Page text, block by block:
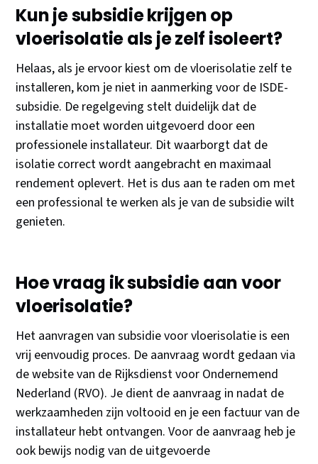
Kun je subsidie krijgen op
vloerisolatie als je zelf isoleert?
Helaas, als je ervoor kiest om de vloerisolatie zelf te
installeren, kom je niet in aanmerking voor de ISDE-
subsidie. De regelgeving stelt duidelijk dat de
installatie moet worden uitgevoerd door een
professionele installateur. Dit waarborgt dat de
isolatie correct wordt aangebracht en maximaal
rendement oplevert. Het is dus aan te raden om met
een professional te werken als je van de subsidie wilt
genieten.
Hoe vraag ik subsidie aan voor
vloerisolatie?
Het aanvragen van subsidie voor vloerisolatie is een
vrij eenvoudig proces. De aanvraag wordt gedaan via
de website van de Rijksdienst voor Ondernemend
Nederland (RVO). Je dient de aanvraag in nadat de
werkzaamheden zijn voltooid en je een factuur van de
installateur hebt ontvangen. Voor de aanvraag heb je
ook bewijs nodig van de uitgevoerde